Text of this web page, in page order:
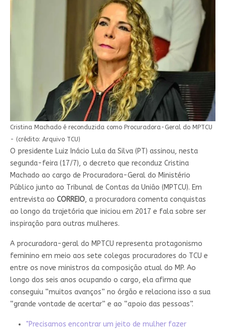
Cristina Machado é reconduzida como Procuradora-Geral do MPTCU
- (crédito: Arquivo TCU)
O presidente Luiz Inácio Lula da Silva (PT) assinou, nesta
segunda-feira (17/7), o decreto que reconduz Cristina
Machado ao cargo de Procuradora-Geral do Ministério
Público junto ao Tribunal de Contas da União (MPTCU). Em
entrevista ao CORREIO, a procuradora comenta conquistas
ao longo da trajetória que iniciou em 2017 e fala sobre ser
inspiração para outras mulheres.
A procuradora-geral do MPTCU representa protagonismo
feminino em meio aos sete colegas procuradores do TCU e
entre os nove ministros da composição atual do MP. Ao
longo dos seis anos ocupando o cargo, ela afirma que
conseguiu “muitos avanços” no órgão e relaciona isso a sua
“grande vontade de acertar” e ao “apoio das pessoas”.
"Precisamos encontrar um jeito de mulher fazer